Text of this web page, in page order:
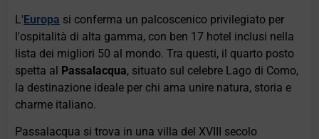
L'Europa si conferma un palcoscenico privilegiato per
l'ospitalità di alta gamma, con ben 17 hotel inclusi nella
lista dei migliori 50 al mondo. Tra questi, il quarto posto
spetta al Passalacqua, situato sul celebre Lago di Como,
la destinazione ideale per chi ama unire natura, storia e
charme italiano.
Passalacqua si trova in una villa del XVIII secolo